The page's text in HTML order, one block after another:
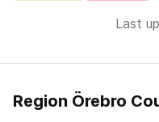
Last
Region Örebro